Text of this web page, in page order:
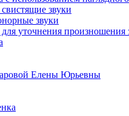
звуки
звуки
уточнения
Елены Юрьевны